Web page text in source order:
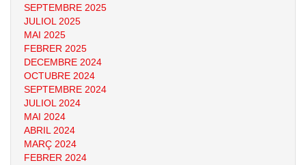
SEPTEMBRE 2025
JULIOL 2025
MAI 2025
FEBRER 2025
DECEMBRE 2024
OCTUBRE 2024
SEPTEMBRE 2024
JULIOL 2024
MAI 2024
ABRIL 2024
MARÇ 2024
FEBRER 2024